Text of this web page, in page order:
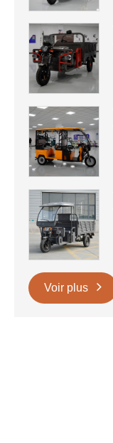
Voir plus